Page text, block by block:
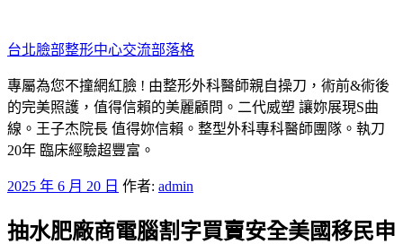
至
主
要
內
容
台北臉部整形中心交流部落格
專屬為您不撞網紅臉 ! 由整形外科醫師親自操刀，術前&術後
的完美照護，值得信賴的美麗顧問。二代威塑 讓妳展現S曲
線。王子杰院長 值得妳信賴。整型外科專科醫師團隊。執刀
20年 臨床經驗超豐富。
發
於
2025 年 6 月 20 日 作者: admin
抽水肥廠商電腦割字買賣安全美國移民申